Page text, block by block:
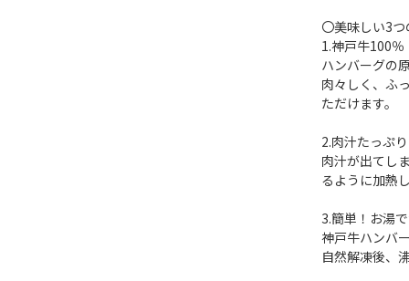
〇美味しい3
1.神戸牛100％
ハンバーグの
肉々しく、ふ
ただけます。
2.肉汁たっぷり
肉汁が出てし
るように加熱
3.簡単！お湯
神戸牛ハンバ
自然解凍後、